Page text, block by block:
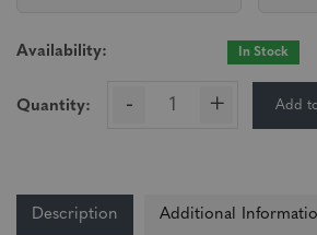
Availability: In Stock
Quantity: - + Add
Description Additional